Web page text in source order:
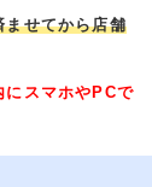
ませてから店舗
にスマホやPCで